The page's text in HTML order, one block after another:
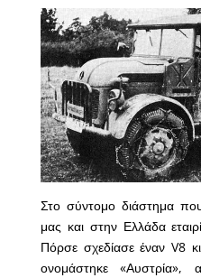
Στο σύντομο διάστημα
μας και στην Ελλάδα
Πόρσε σχεδίασε έναν V8
ονομάστηκε «Αυστρία»,